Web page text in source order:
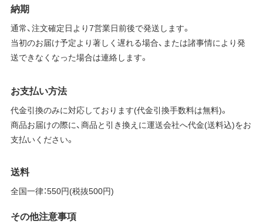
納期
通常、注文確定日より7営業日前後で発送します。
当初のお届け予定より著しく遅れる場合、または諸事情により発
送できなくなった場合は連絡します。
お支払い方法
代金引換のみに対応しております(代金引換手数料は無料)。
商品お届けの際に、商品と引き換えに運送会社へ代金(送料込)をお
支払いください。
送料
全国一律：550円(税抜500円)
その他注意事項